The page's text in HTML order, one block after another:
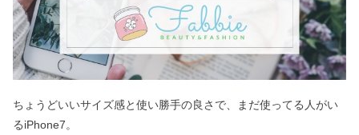
ちょうどいいサイズ感と使い勝手の良さで、まだ使ってる人がい
るiPhone7。